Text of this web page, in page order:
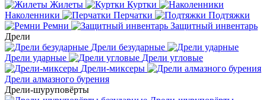
Жилеты
Куртки
Наколенники
Перчатки
Подтяжки
Ремни
Защитный инвентарь
Дрели
Дрели безударные
Дрели ударные
Дрели угловые
Дрели-миксеры
Дрели алмазного бурения
Дрели-шуруповёрты